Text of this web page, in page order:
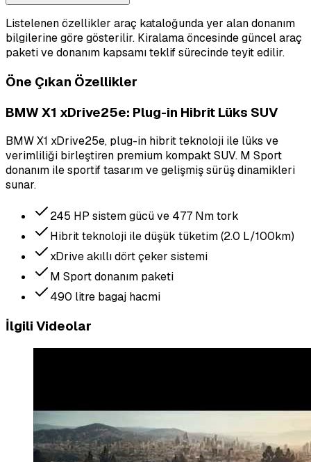
Listelenen özellikler araç kataloğunda yer alan donanım
bilgilerine göre gösterilir. Kiralama öncesinde güncel araç
paketi ve donanım kapsamı teklif sürecinde teyit edilir.
Öne Çıkan Özellikler
BMW X1 xDrive25e: Plug-in Hibrit Lüks SUV
BMW X1 xDrive25e, plug-in hibrit teknoloji ile lüks ve
verimliliği birleştiren premium kompakt SUV. M Sport
donanım ile sportif tasarım ve gelişmiş sürüş dinamikleri
sunar.
245 HP sistem gücü ve 477 Nm tork
Hibrit teknoloji ile düşük tüketim (2.0 L/100km)
xDrive akıllı dört çeker sistemi
M Sport donanım paketi
490 litre bagaj hacmi
İlgili Videolar